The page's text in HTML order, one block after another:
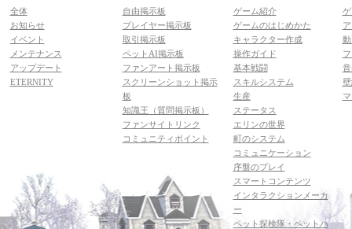
全体
お知らせ
イベント
メンテナンス
アップデート
ETERNITY
自由掲示板
プレイヤー掲示板
取引掲示板
ペットAI掲示板
ファンアート掲示板
スクリーンショット掲示
板
知識王（質問掲示板）
ファンサイトリンク
コミュニティポイント
ゲーム紹介
ゲームのはじめかた
キャラクター作成
操作ガイド
基本戦闘
スキルシステム
生産
ステータス
エリンの世界
町のシステム
コミュニケーション
序盤のプレイ
スマートコンテンツ
インタラクションメーカ
ー
ペット探検隊・ペットハ